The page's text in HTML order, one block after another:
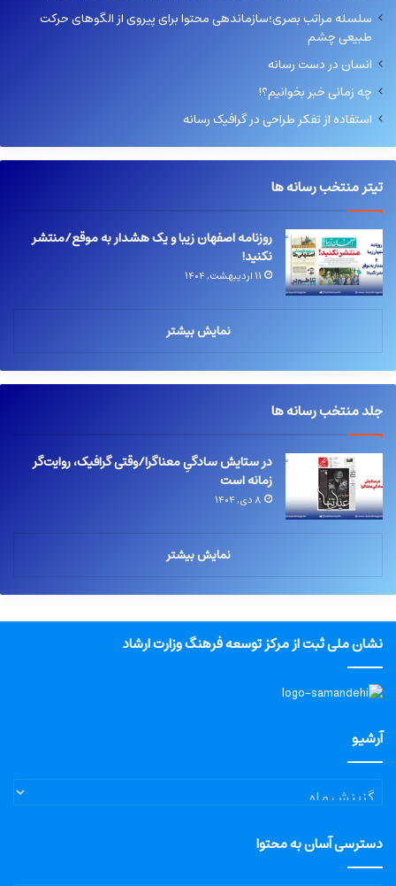
سلسله مراتب بصری؛سازماندهی محتوا برای پیروی از الگوهای حرکت
طبیعی چشم
انسان در دست رسانه
چه زمانی خبر بخوانیم؟!
استفاده از تفکر طراحی در گرافیک رسانه
تیتر منتخب رسانه ها
روزنامه اصفهان زیبا و یک هشدار به موقع/منتشر
نکنید!
۱۱ اردیبهشت, ۱۴۰۴
نمایش بیشتر
جلد منتخب رسانه ها
در ستایش سادگیِ معناگرا/وقتی گرافیک، روایت‌گر
زمانه است
۸ دی, ۱۴۰۴
نمایش بیشتر
نشان ملی ثبت از مرکز توسعه فرهنگ وزارت ارشاد
آرشیو
آرشیو
دسترسی آسان به محتوا